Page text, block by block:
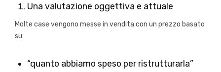
Una valutazione oggettiva e attuale
Molte case vengono messe in vendita con un prezzo basato
su:
“quanto abbiamo speso per ristrutturarla”